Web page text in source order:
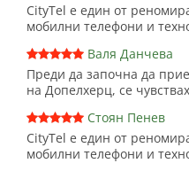
CityTel е един от
мобилни телефони и
Валя Данчева
Преди да започна да
на Допелхерц, се
Стоян Пенев
CityTel е един от
мобилни телефони и